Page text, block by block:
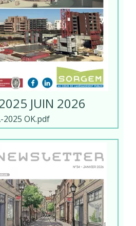
JUIN 2026
2025 OK.pdf